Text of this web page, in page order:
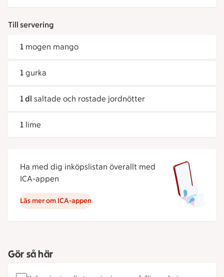
Till servering
1 mogen mango
1 gurka
1 dl saltade och rostade jordnötter
1 lime
Ha med dig inköpslistan överallt med
ICA-appen
Läs mer om ICA-appen
Gör så här